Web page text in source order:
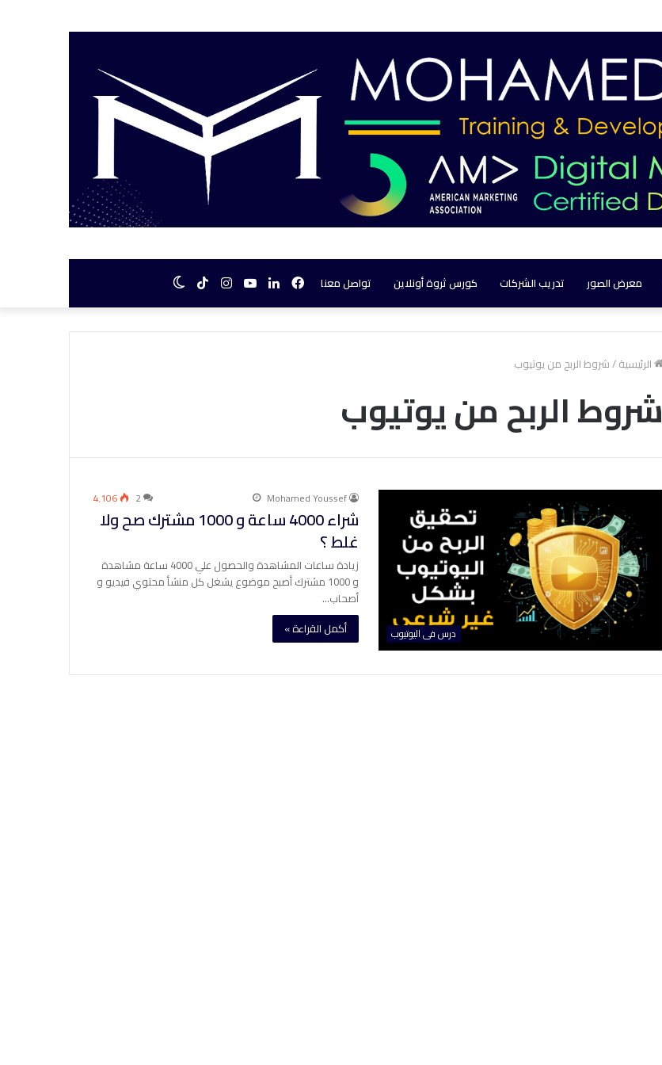
معرض الصور تدريب الشركات كورس ثروة أونلاين تواصل معنا
المظلم
TikTok
انستقرام يوتيوب لينكدإنفيسبوك
الرئيسية/شروط الربح من يوتيوب
شروط الربح من يوتيوب
درس فى اليوتيوب
Mohamed Youssef
2 4٬106
شراء 4000 ساعة و 1000 مشترك صح ولا
غلط ؟
زيادة ساعات المشاهدة والحصول علي 4000 ساعة مشاهدة
و 1000 مشترك أصبح موضوع يشغل كل منشأ محتوي فيديو و
أصحاب…
أكمل القراءة »